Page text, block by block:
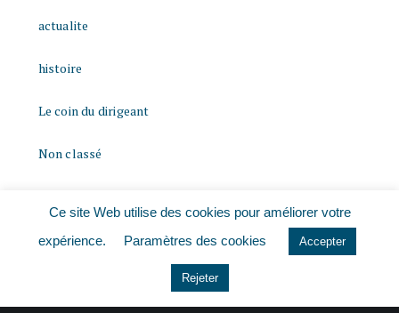
actualite
histoire
Le coin du dirigeant
Non classé
Ce site Web utilise des cookies pour améliorer votre
expérience.
Paramètres des cookies Accepter
Rejeter